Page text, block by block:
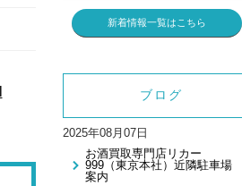
新着情報一覧はこちら
ブログ
2025年08月07日
お酒買取専門店リカー
999（東京本社）近隣駐車場
案内